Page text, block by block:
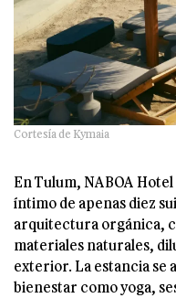
Cortesía de Kymaia
En Tulum, NABOA
íntimo de apenas diez
arquitectura orgánica,
materiales naturales,
exterior. La estancia se
bienestar como yoga,